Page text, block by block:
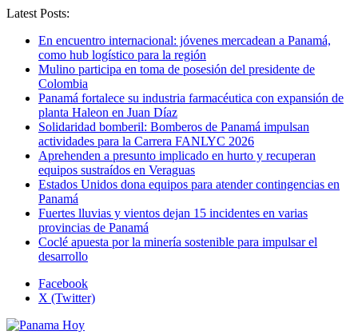
Latest Posts:
En encuentro internacional: jóvenes mercadean a Panamá,
como hub logístico para la región
Mulino participa en toma de posesión del presidente de
Colombia
Panamá fortalece su industria farmacéutica con expansión de
planta Haleon en Juan Díaz
Solidaridad bomberil: Bomberos de Panamá impulsan
actividades para la Carrera FANLYC 2026
Aprehenden a presunto implicado en hurto y recuperan
equipos sustraídos en Veraguas
Estados Unidos dona equipos para atender contingencias en
Panamá
Fuertes lluvias y vientos dejan 15 incidentes en varias
provincias de Panamá
Coclé apuesta por la minería sostenible para impulsar el
desarrollo
Facebook
X (Twitter)